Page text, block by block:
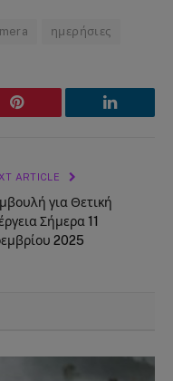
ημερήσιες
Pinterest LinkedIn
ARTICLE
για Θετική
Σήμερα 11
2025